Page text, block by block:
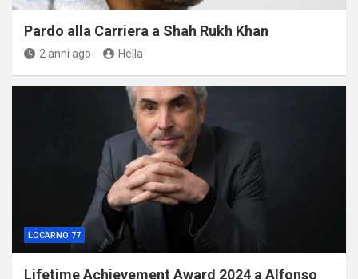
Pardo alla Carriera a Shah Rukh Khan
2 anni ago Hella
LOCARNO 77
Lifetime Achievement Award 2024 a Alfonso